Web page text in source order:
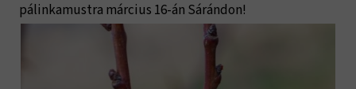
pálinkamustra március 16-án Sárándon!